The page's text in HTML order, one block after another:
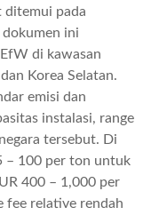
ditemui pada
dokumen ini
di kawasan
Korea Selatan.
emisi dan
instalasi, range
tersebut. Di
– 100 per ton untuk
400 – 1,000 per
fee relative rendah